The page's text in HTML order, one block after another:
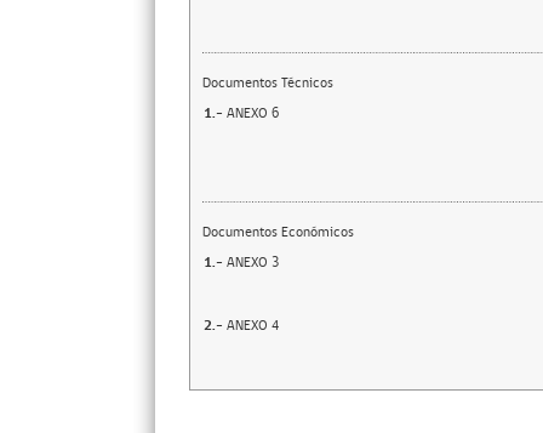
Documentos Técnicos
1.- ANEXO 6
Documentos Económicos
1.- ANEXO 3
2.- ANEXO 4